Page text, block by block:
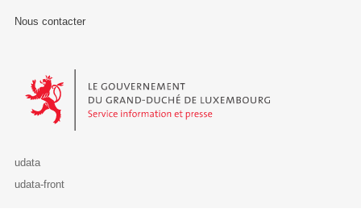
Nous contacter
Le Gouvernement du Grand-Duché de Luxembourg - Service
udata
udata-front